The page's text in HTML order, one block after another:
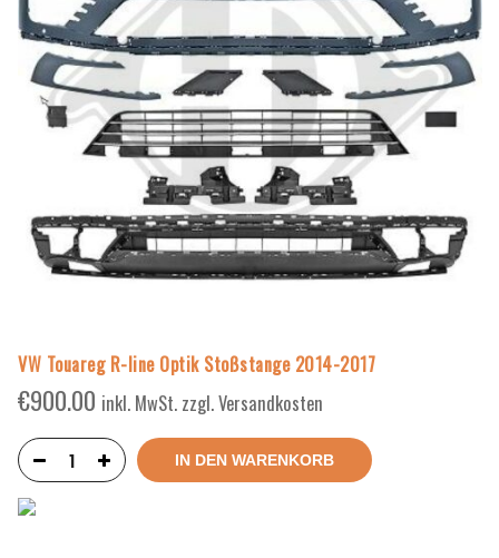
VW Touareg R-line Optik Stoßstange 2014-2017
€900.00 inkl. MwSt. zzgl. Versandkosten
IN DEN WARENKORB